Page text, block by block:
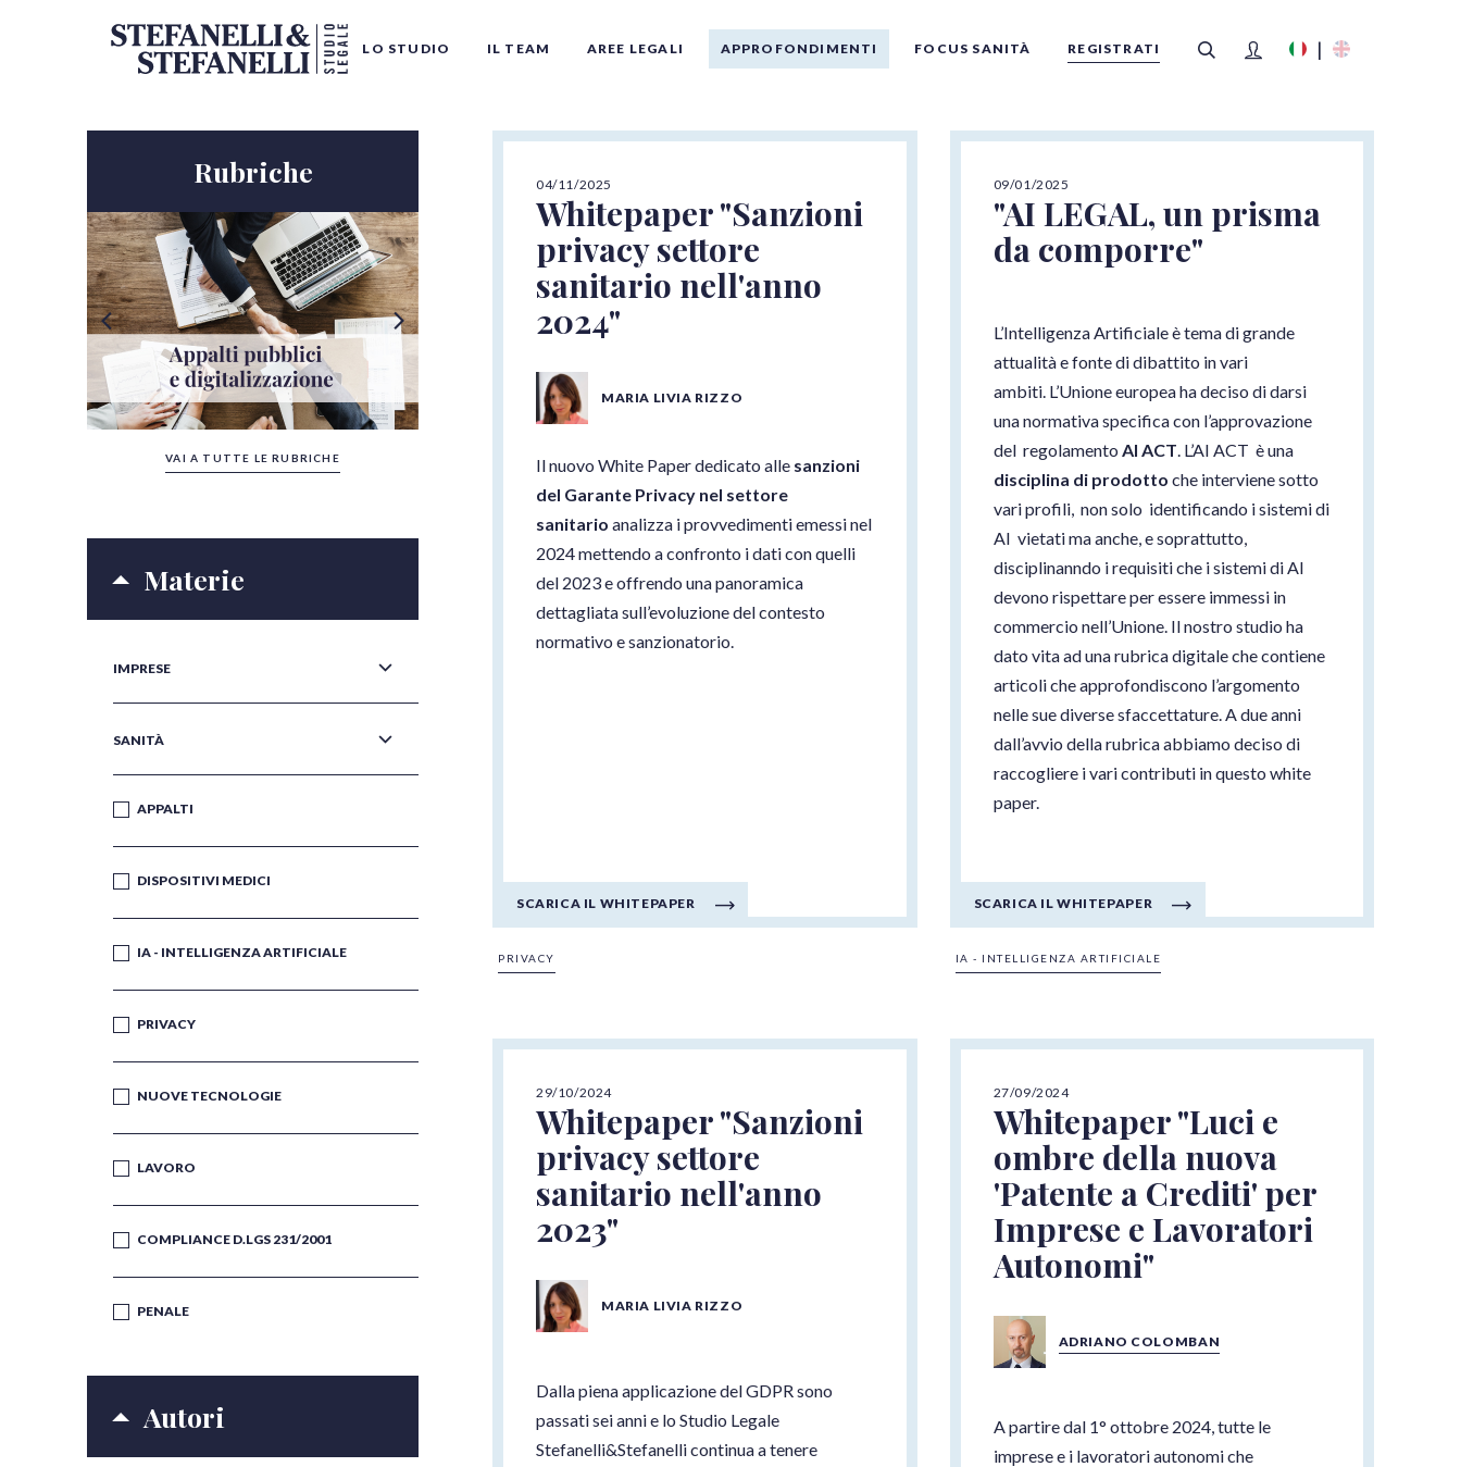
LO STUDIO IL TEAM AREE LEGALI APPROFONDIMENTI FOCUS SANITÀ REGISTRATI
Tutte le categorie
Rubriche
VAI A TUTTE LE RUBRICHE
Materie
IMPRESE
SANITÀ
APPALTI
DISPOSITIVI MEDICI
IA - INTELLIGENZA ARTIFICIALE
PRIVACY
NUOVE TECNOLOGIE
LAVORO
COMPLIANCE D.LGS 231/2001
PENALE
Autori
04/11/2025
Whitepaper "Sanzioni
privacy settore
sanitario nell'anno
2024"
MARIA LIVIA RIZZO
Il nuovo White Paper dedicato alle sanzioni
del Garante Privacy nel settore
sanitario analizza i provvedimenti emessi nel
2024 mettendo a confronto i dati con quelli
del 2023 e offrendo una panoramica
dettagliata sull’evoluzione del contesto
normativo e sanzionatorio.
SCARICA IL WHITEPAPER
PRIVACY
09/01/2025
"AI LEGAL, un prisma
da comporre"
L’Intelligenza Artificiale è tema di grande
attualità e fonte di dibattito in vari
ambiti. L’Unione europea ha deciso di darsi
una normativa specifica con l’approvazione
del regolamento AI ACT. L’AI ACT è una
disciplina di prodotto che interviene sotto
vari profili, non solo identificando i sistemi di
AI vietati ma anche, e soprattutto,
disciplinanndo i requisiti che i sistemi di AI
devono rispettare per essere immessi in
commercio nell’Unione. Il nostro studio ha
dato vita ad unarubrica digitaleche contiene
articoli che approfondiscono l’argomento
nelle sue diverse sfaccettature. A due anni
dall’avvio della rubrica abbiamo deciso di
raccogliere i vari contributi in questo white
paper.
SCARICA IL WHITEPAPER
IA - INTELLIGENZA ARTIFICIALE
29/10/2024
Whitepaper "Sanzioni
privacy settore
sanitario nell'anno
2023"
MARIA LIVIA RIZZO
Dalla piena applicazione del GDPR sono
passati sei anni e lo Studio Legale
Stefanelli&Stefanelli continua a tenere
27/09/2024
Whitepaper "Luci e
ombre della nuova
'Patente a Crediti' per
Imprese e Lavoratori
Autonomi"
ADRIANO COLOMBAN
A partire dal 1° ottobre 2024, tutte le
imprese e i lavoratori autonomi che